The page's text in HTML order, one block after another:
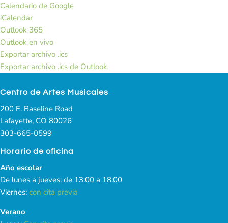
Calendario de Google
iCalendar
Outlook 365
Outlook en vivo
Exportar archivo .ics
Exportar archivo .ics de Outlook
Centro de Artes Musicales
200 E. Baseline Road
Lafayette, CO 80026
303-665-0599
Horario de oficina
Año escolar
De lunes a jueves: de 13:00 a 18:00
Viernes: con cita previa
Verano